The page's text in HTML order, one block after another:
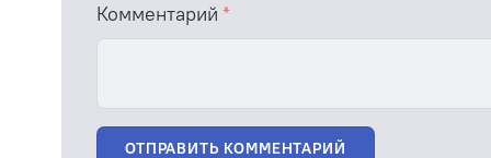
Комментарий
ОТПРАВИТЬ КОММЕНТАРИЙ